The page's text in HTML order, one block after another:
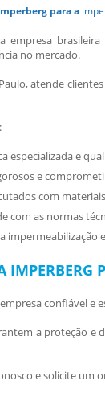
para a
empresa brasileira
no mercado.
atende
especializada e
e
com
com as normas
impermeabilização
IMPERBERG
confiável e
a proteção
e solicite um